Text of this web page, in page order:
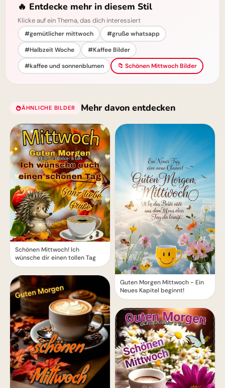
🔥 Entdecke mehr in diesem Stil
Klicke auf ein Thema, das dich interessiert
#gemütlicher mittwoch
#gruße whatsapp
#Halbzeit Woche
#Kaffee Bilder
#kaffee und sonnenblumen
📁 Schönen Mittwoch Bilder
ÄHNLICHE BILDER Mehr davon entdecken
Schönen Mittwoch! Ich
wünsche dir einen tollen Tag
Guten Morgen Mittwoch - Ein
Neues Kapitel beginnt!